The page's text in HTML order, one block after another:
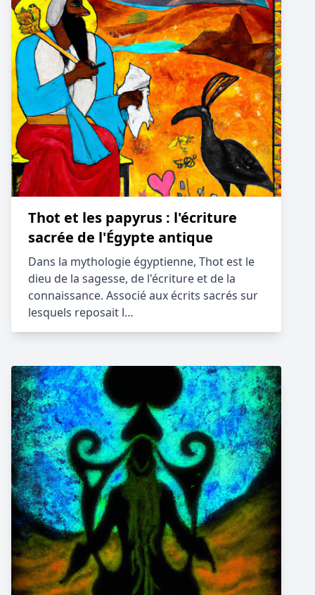
Thot et les papyrus : l'écriture
sacrée de l'Égypte antique
Dans la mythologie égyptienne, Thot est le
dieu de la sagesse, de l'écriture et de la
connaissance. Associé aux écrits sacrés sur
lesquels reposait l…